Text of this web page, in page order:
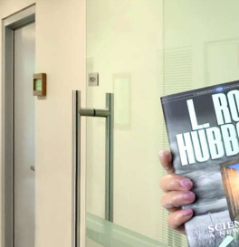
Kærlighed og had –
Hvad er storhed?